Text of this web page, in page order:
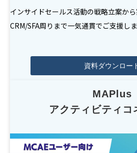
インサイドセールス活動の戦略立案か
CRM/SFA周りまで一気通貫でご支援しま
資料ダウンロー
MAPlus
アクティビティコ